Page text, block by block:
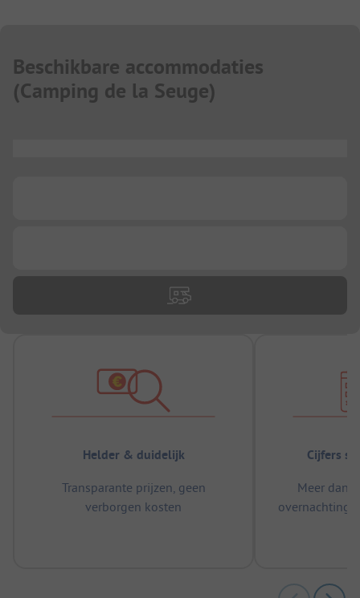
Beschikbare accommodaties
(Camping de la Seuge)
Helder & duidelijk
Transparante prijzen, geen
verborgen kosten
Cijfers
Meer dan